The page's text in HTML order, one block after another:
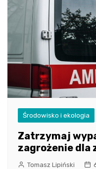
Środowisko i ekologia
Zatrzymaj
zagrożenie dla
Tomasz Lipiński